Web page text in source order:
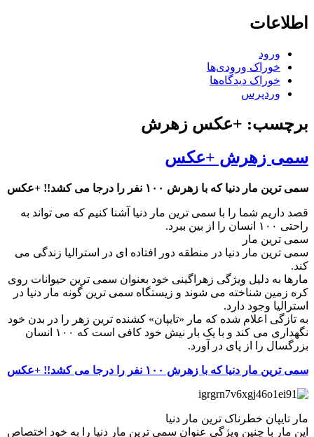
اطلاعات
ورود
خوراک ورودی‌ها
خوراک دیدگاه‌ها
وردپرس
برچسب: +عکس زهرش
سمی زهرش +عکس
سمی ترین مار دنیا که با زهرش ۱۰۰ نفر را درجا می کشد!! +عکس
قصد داریم شما را با سمی ترین مار دنیا آشنا کنیم که می تواند به
راحتی ۱۰۰ انسان را از بین ببرد.
سمی ترین مار
سمی ترین مار دنیا در منطقه دور افتاده ای در استرالیا زندگی می
کند.
مارها به دلیل ویژگی زهراگینی خود بعنوان سمی ترین حیوانات روی
کره زمین شناخته می شوند و زیستگاه سمی ترین گونه مار دنیا در
استرالیا وجود دارد.
به تازگی اعلام شده که مار «تایپان» کشنده ترین زهر را در بدن خود
نگهداری می کند و با یک بار نیش خود کافی است که ۱۰۰ انسان
بزرگسال را از پای در آورد.
سمی ترین مار دنیا که با زهرش ۱۰۰ نفر را درجا می کشد!! +عکس
مار تایپان خطرناک ترین مار دنیا
این مار با چنین ویژگی عنوان سمی ترین مار دنیا را به خود اختصاص